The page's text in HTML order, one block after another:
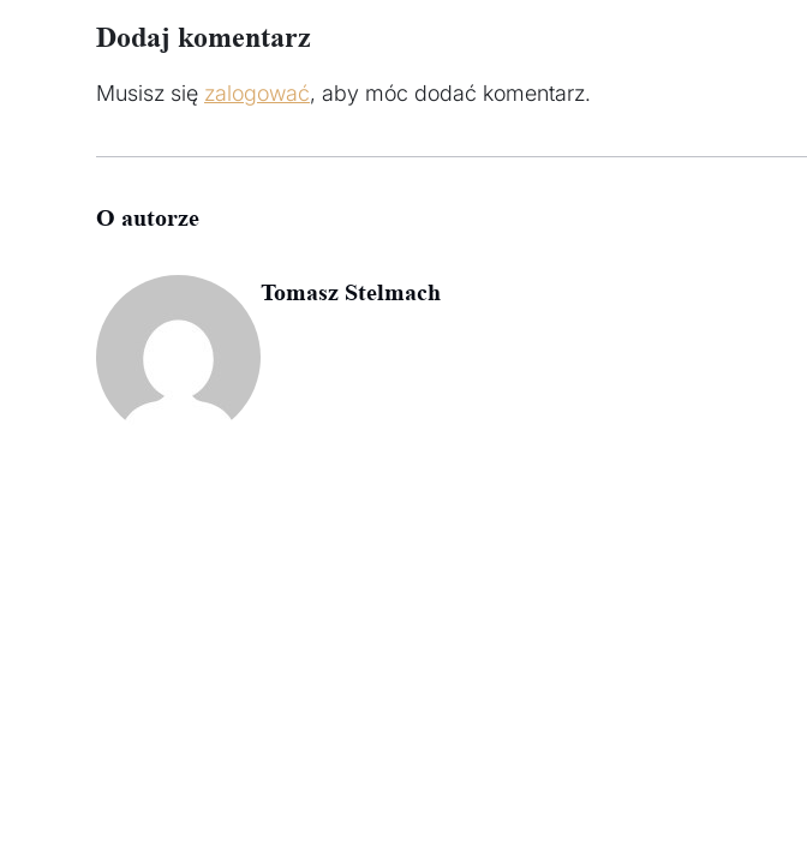
Dodaj komentarz
Musisz się zalogować, aby móc dodać komentarz.
O autorze
Tomasz Stelmach